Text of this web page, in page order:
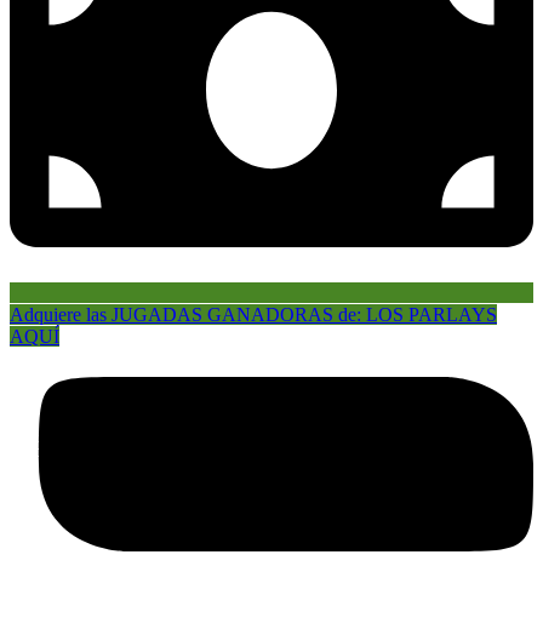
Adquiere las JUGADAS GANADORAS de: LOS PARLAYS
AQUÍ